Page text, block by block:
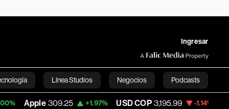
Ingresar
Línea Studios Negocios Podcasts
English
309.25 +1.97% USD COP 3,195.99 -1.14% Tesla 327.26